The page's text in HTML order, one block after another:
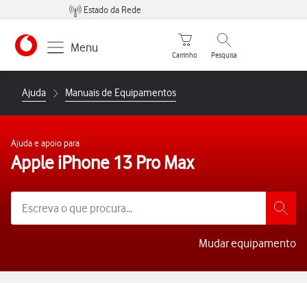
Estado da Rede
https://www.vodafone.pt
Menu
Carrinho de compras
Carrinho
Pesquisar
Pesquisa
Ajuda Manuais de Equipamentos
Ajuda e apoio para
Apple iPhone 13 Pro Max
Mudar equipamento